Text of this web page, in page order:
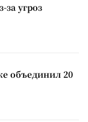
за угроз
объединил 20